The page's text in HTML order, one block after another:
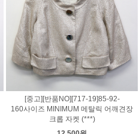
[중고][반품NO][717-19]85-92-
160사이즈 MINIMUM 메탈릭 어깨견장
크롭 자켓 (***)